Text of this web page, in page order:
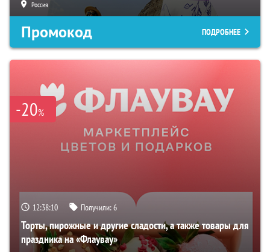
Россия
Промокод ПОДРОБНЕЕ
-20%
12:38:09 Получили:6
Торты, пирожные и другие сладости, а также товары для
праздника на «Флаувау»